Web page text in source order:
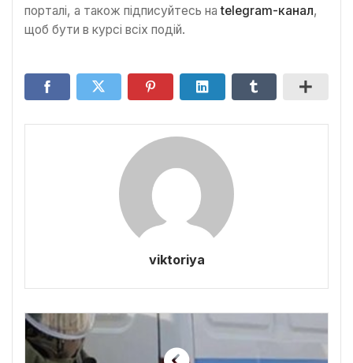
порталі, а також підписуйтесь наtelegram-канал,
щоб бути в курсі всіх подій.
viktoriya